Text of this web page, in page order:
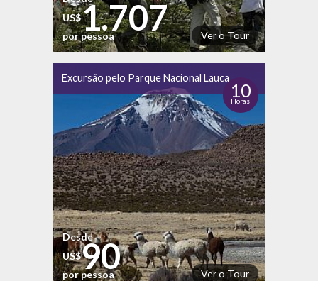
Ver o Tour
US$1.707
por pessoa
Excursão pelo Parque Nacional Lauca
10
Horas
Ver o Tour
Desde
US$90
por pessoa